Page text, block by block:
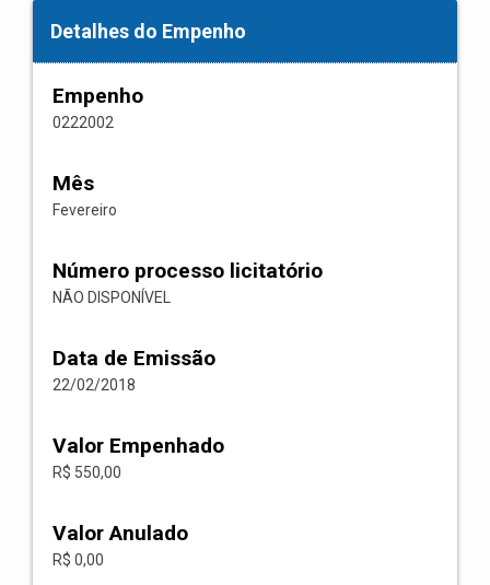
Detalhes do Empenho
Empenho
0222002
Mês
Fevereiro
Número processo licitatório
NÃO DISPONÍVEL
Data de Emissão
22/02/2018
Valor Empenhado
R$ 550,00
Valor Anulado
R$ 0,00